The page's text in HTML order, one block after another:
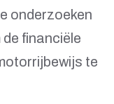
onderzoeken
financiële
te